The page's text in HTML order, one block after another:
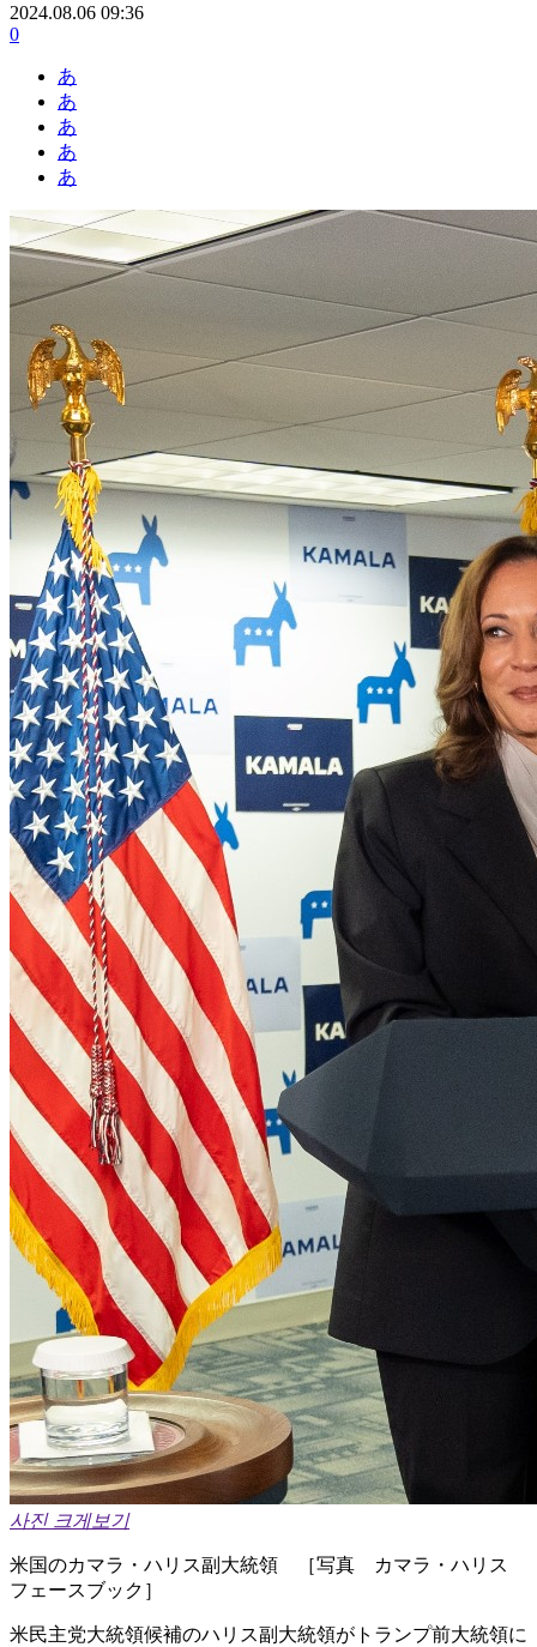
2024.08.06 09:36
0
あ
あ
あ
あ
あ
사진 크게보기
米国のカマラ・ハリス副大統領 ［写真 カマラ・ハリス
フェースブック］
米民主党大統領候補のハリス副大統領がトランプ前大統領に